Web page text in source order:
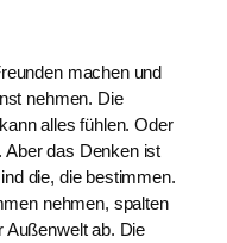
machen und
nehmen. Die
alles fühlen. Oder
Aber das Denken ist
die, die bestimmen.
nehmen, spalten
Außenwelt ab. Die